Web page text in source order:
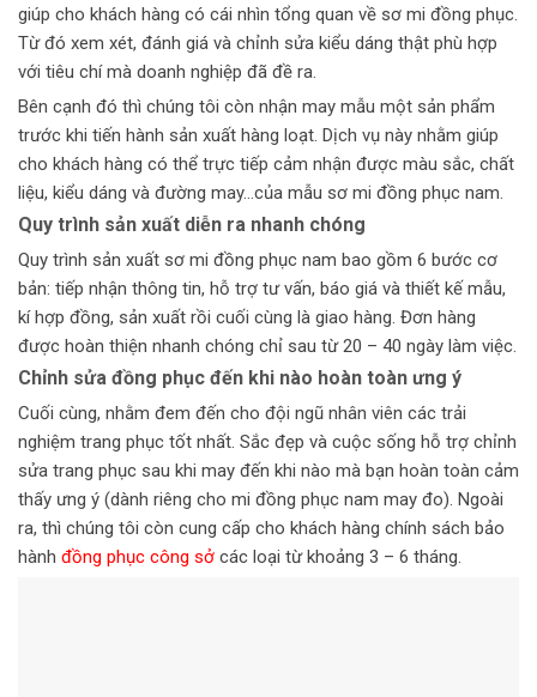
giúp cho khách hàng có cái nhìn tổng quan về sơ mi đồng phục.
Từ đó xem xét, đánh giá và chỉnh sửa kiểu dáng thật phù hợp
với tiêu chí mà doanh nghiệp đã đề ra.
Bên cạnh đó thì chúng tôi còn nhận may mẫu một sản phẩm
trước khi tiến hành sản xuất hàng loạt. Dịch vụ này nhằm giúp
cho khách hàng có thể trực tiếp cảm nhận được màu sắc, chất
liệu, kiểu dáng và đường may…của mẫu sơ mi đồng phục nam.
Quy trình sản xuất diễn ra nhanh chóng
Quy trình sản xuất sơ mi đồng phục nam bao gồm 6 bước cơ
bản: tiếp nhận thông tin, hỗ trợ tư vấn, báo giá và thiết kế mẫu,
kí hợp đồng, sản xuất rồi cuối cùng là giao hàng. Đơn hàng
được hoàn thiện nhanh chóng chỉ sau từ 20 – 40 ngày làm việc.
Chỉnh sửa đồng phục đến khi nào hoàn toàn ưng ý
Cuối cùng, nhằm đem đến cho đội ngũ nhân viên các trải
nghiệm trang phục tốt nhất. Sắc đẹp và cuộc sống hỗ trợ chỉnh
sửa trang phục sau khi may đến khi nào mà bạn hoàn toàn cảm
thấy ưng ý (dành riêng cho mi đồng phục nam may đo). Ngoài
ra, thì chúng tôi còn cung cấp cho khách hàng chính sách bảo
hành đồng phục công sở các loại từ khoảng 3 – 6 tháng.